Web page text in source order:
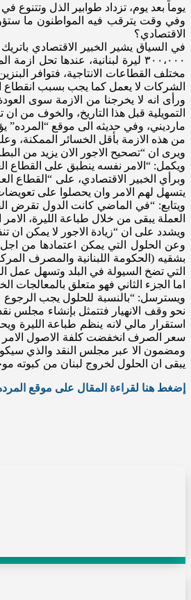
يوماً بعد يوم، تزداد طوابير الذل
وفي وقت يترقب فيه المواطنون ما
الاقتصادي؟
في السياق يشير الخبير الاقتصادي
٣٠٠،٠٠٠ ليرة لبنانية، عندها
مختلف القطاعات الانتاجية، فتوافر
الشركات لا يعمل كما يجب بسبب
ورأى انه لا يخرجنا من الازمة سوى
التمويلية قبل هذا التاريخ، والخوف من
مارديني، وفي حديثه الى موقع “المرده”
من هذه الازمة بأقل الخسائر الممكنة،
ويرى ان “تصحيح الاجور الان يزيد من
ويكمل: “الامر نفسه ينطبق على القطاع
وبرأي الخبير الاقتصادي، على “القطاع
يتسهل لهم الامر وان يحصلوا على
ويتابع: “في الماضي كانت الدول تقرض
العملة يبقى من خلال طباعة الليرة،
ويشدد على ان “زيادة الاجور لا يمكن ان
وعن الحلول التي يمكن اعتمادها من اجل
بشقيه (الحكومة اللبنانية والمصرف
التي تضخ السيولة في البلد وتسهل عمل
اما الجزء الثاني فهو متعلق بالمعالجات
ويسترسل: “بالنسبة للحلول يجب الرجوع
نحو وقف الانهيار فتتمثل بإنشاء مجلس
استقرار مالي لانه ينظم طباعة الليرة
سعر الصرف انخفضت كلفة الاصول الامر
ومضمون الا عبر مجلس النقد والذي
يبقى ان الحلول لخروج لبنان من كبوته
إضغط هنا لقراءة المقال على موقع